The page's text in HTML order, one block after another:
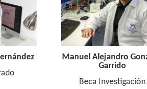
Manuel Alejandro Gonzalez
Beca Investigación